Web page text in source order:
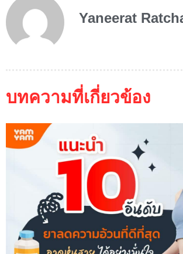
Yaneerat
บทความที่เกี่ยวข้อง